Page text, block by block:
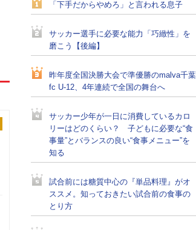
「下手だからやめろ」と言われる息子
サッカー選手に必要な能力「巧緻性」を
磨こう【後編】
昨年度全国決勝大会で準優勝のmalva千葉
fc U-12、4年連続で全国の舞台へ
サッカー少年が一日に消費しているカロ
リーはどのくらい？ 子どもに必要な“食
事量”とバランスの良い“食事メニュー”を
知る
試合前には糖質中心の『単品料理』がオ
ススメ。知っておきたい試合前の食事の
とり方